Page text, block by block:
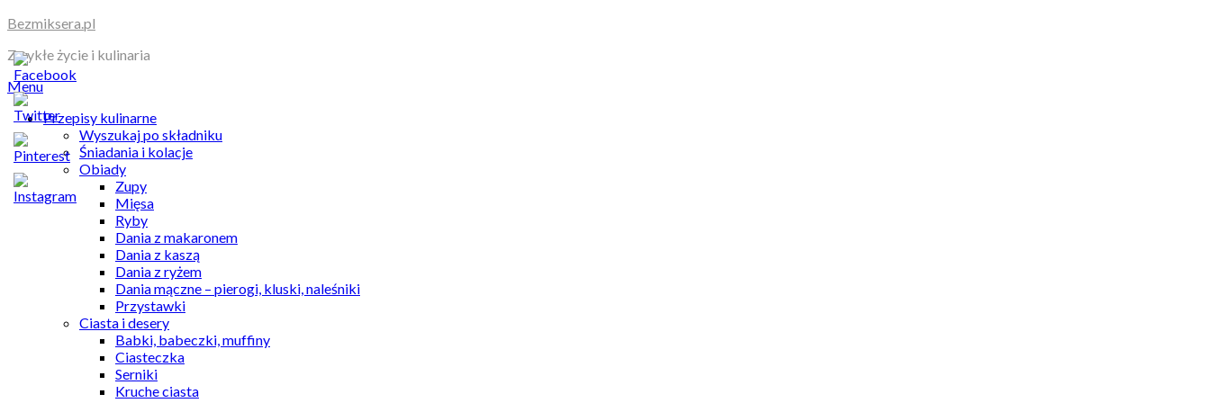
Skip
content
Bezmiksera.pl
Zwykłe życie i kulinaria
Menu
Przepisy kulinarne
Wyszukaj po składniku
Śniadania i kolacje
Obiady
Zupy
Mięsa
Ryby
Dania z makaronem
Dania z kaszą
Dania z ryżem
Dania mączne – pierogi, kluski, naleśniki
Przystawki
Ciasta i desery
Babki, babeczki, muffiny
Ciasteczka
Serniki
Kruche ciasta